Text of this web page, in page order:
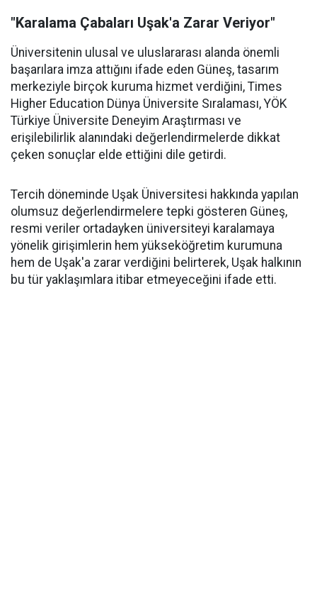
"Karalama Çabaları Uşak'a Zarar Veriyor"
Üniversitenin ulusal ve uluslararası alanda önemli
başarılara imza attığını ifade eden Güneş, tasarım
merkeziyle birçok kuruma hizmet verdiğini, Times
Higher Education Dünya Üniversite Sıralaması, YÖK
Türkiye Üniversite Deneyim Araştırması ve
erişilebilirlik alanındaki değerlendirmelerde dikkat
çeken sonuçlar elde ettiğini dile getirdi.
Tercih döneminde Uşak Üniversitesi hakkında yapılan
olumsuz değerlendirmelere tepki gösteren Güneş,
resmi veriler ortadayken üniversiteyi karalamaya
yönelik girişimlerin hem yükseköğretim kurumuna
hem de Uşak'a zarar verdiğini belirterek, Uşak halkının
bu tür yaklaşımlara itibar etmeyeceğini ifade etti.